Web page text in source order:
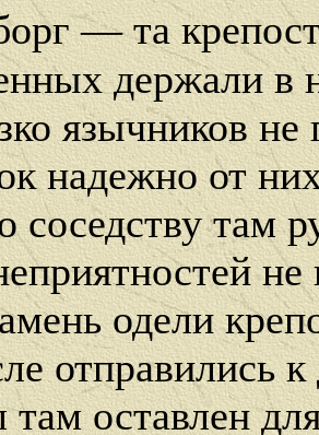
та крепость
держали в
не
от них
там
не
одели
к
оставлен для